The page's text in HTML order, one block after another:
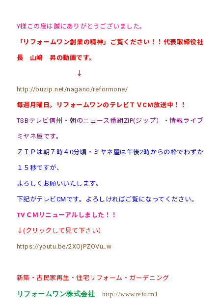
Y様この度は誠にありがとうございました。
「リフォームワン創業の精神」ご覧ください！！代表取締役社
長 山﨑 昇の動画です。
↓
http://buzip.net/nagano/reformone/
毎週月曜日。リフォームワンのテレビＴＶCM放送中！！
TSBテレビ信州・朝のニュース番組ZIP(ジップ）・情報ライブ
ミヤネ屋です。
ＺＩＰは朝７時４0分頃・ミヤネ屋は午後2時からの枠でわずか
１５秒ですが、
よろしくお願いいたします。
下記がテレビCMです。よろしければご覧になってください。
TVＣＭ リニューアル しました！！
↓(クリックして見て下さい）
https://youtu.be/2XOjPZOVu_w
新築・古民家再生・住宅リフォーム・ガーデニング
リフォームワン株式会社 http://www.reform1